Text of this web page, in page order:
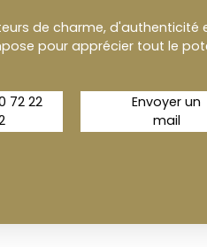
de charme, d'authenticité
pour apprécier tout le
72 22
Envoyer un
mail